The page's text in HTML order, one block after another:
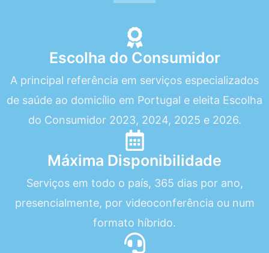
Escolha do Consumidor
A principal referência em serviços especializados
de saúde ao domicílio em Portugal e eleita Escolha
do Consumidor 2023, 2024, 2025 e 2026.
Máxima Disponibilidade
Serviços em todo o país, 365 dias por ano,
presencialmente, por videoconferência ou num
formato híbrido.